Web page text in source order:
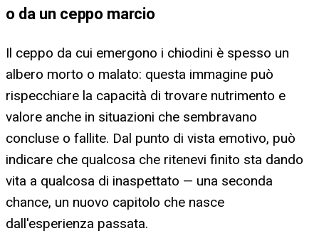
o da un ceppo marcio
Il ceppo da cui emergono i chiodini è spesso un
albero morto o malato: questa immagine può
rispecchiare la capacità di trovare nutrimento e
valore anche in situazioni che sembravano
concluse o fallite. Dal punto di vista emotivo, può
indicare che qualcosa che ritenevi finito sta dando
vita a qualcosa di inaspettato — una seconda
chance, un nuovo capitolo che nasce
dall'esperienza passata.